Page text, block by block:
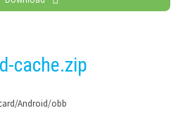
cache.zip
Android/obb